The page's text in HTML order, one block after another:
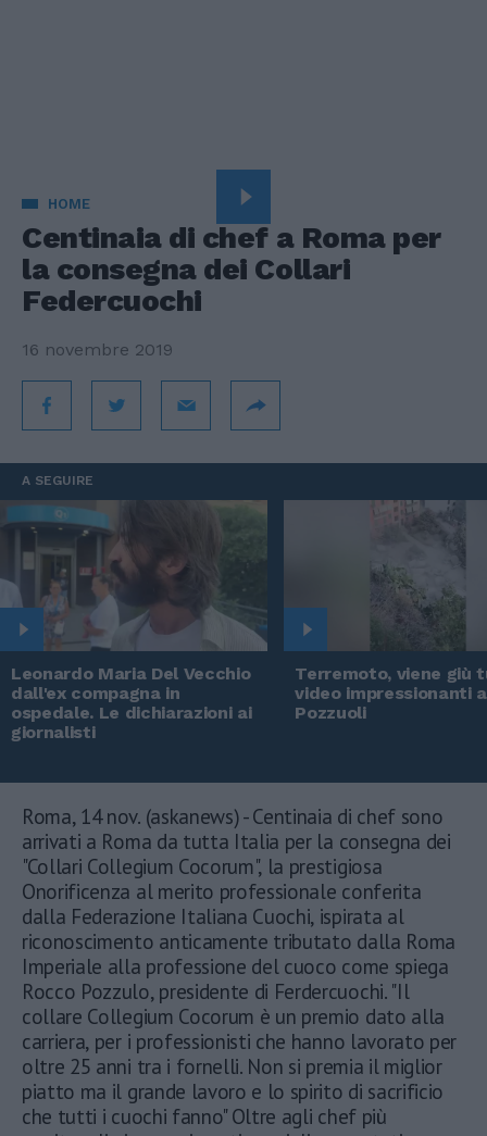
HOME
Centinaia di chef a Roma per
la consegna dei Collari
Federcuochi
16 novembre 2019
A SEGUIRE
Leonardo Maria Del Vecchio
dall'ex compagna in
ospedale. Le dichiarazioni ai
giornalisti
Terremoto, viene giù
video impressionanti a
Pozzuoli
Roma, 14 nov. (askanews) - Centinaia di chef sono
arrivati a Roma da tutta Italia per la consegna dei
"Collari Collegium Cocorum", la prestigiosa
Onorificenza al merito professionale conferita
dalla Federazione Italiana Cuochi, ispirata al
riconoscimento anticamente tributato dalla Roma
Imperiale alla professione del cuoco come spiega
Rocco Pozzulo, presidente di Ferdercuochi. "Il
collare Collegium Cocorum è un premio dato alla
carriera, per i professionisti che hanno lavorato per
oltre 25 anni tra i fornelli. Non si premia il miglior
piatto ma il grande lavoro e lo spirito di sacrificio
che tutti i cuochi fanno" Oltre agli chef più